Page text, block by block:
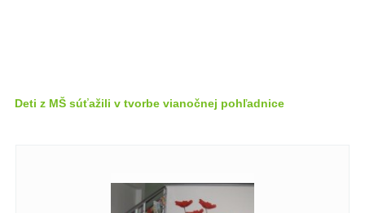
Deti z MŠ súťažili v tvorbe vianočnej pohľadnice